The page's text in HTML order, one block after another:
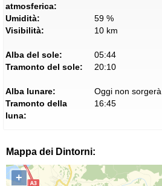
atmosferica:
Umidità:
59 %
Visibilità:
10 km
Alba del sole:
05:44
Tramonto del sole:
20:10
Alba lunare:
Oggi non sorgerà
Tramonto della
luna:
16:45
Mappa dei Dintorni:
+